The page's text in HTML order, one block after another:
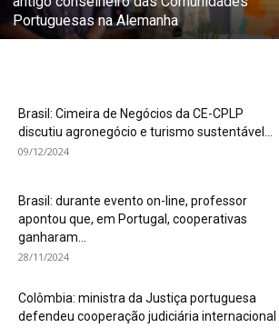
Portuguesas na Alemanha
Brasil: Cimeira de Negócios da CE-CPLP
discutiu agronegócio e turismo sustentável...
09/12/2024
Brasil: durante evento on-line, professor
apontou que, em Portugal, cooperativas
ganharam...
28/11/2024
Colômbia: ministra da Justiça portuguesa
defendeu cooperação judiciária internacional